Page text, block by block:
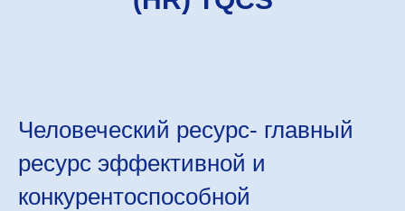
Человеческий ресурс- главный
ресурс эффективной и
конкурентоспособной